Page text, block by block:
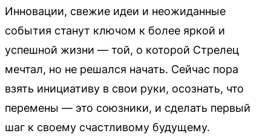
Инновации, свежие идеи и неожиданные
события станут ключом к более яркой и
успешной жизни — той, о которой Стрелец
мечтал, но не решался начать. Сейчас пора
взять инициативу в свои руки, осознать, что
перемены — это союзники, и сделать первый
шаг к своему счастливому будущему.